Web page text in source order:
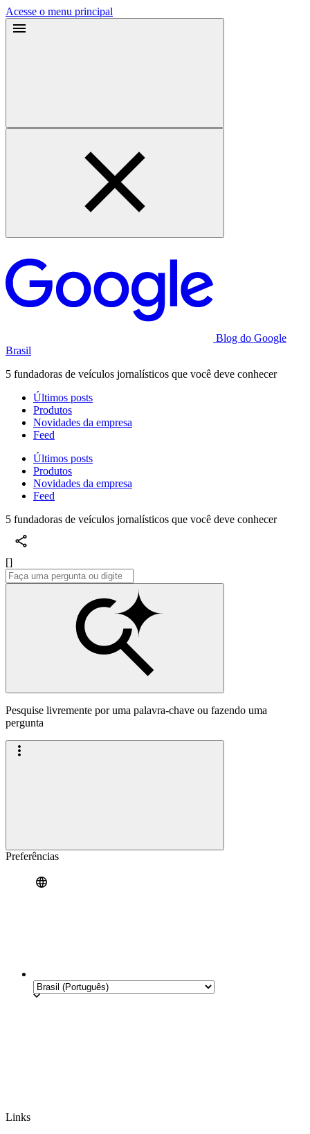
Acesse o menu principal
Blog do Google
Brasil
5 fundadoras de veículos jornalísticos que você deve conhecer
Últimos posts
Produtos
Novidades da empresa
Feed
Últimos posts
Produtos
Novidades da empresa
Feed
5 fundadoras de veículos jornalísticos que você deve conhecer
[]
Pesquise livremente por uma palavra-chave ou fazendo uma
pergunta
Preferências
Links